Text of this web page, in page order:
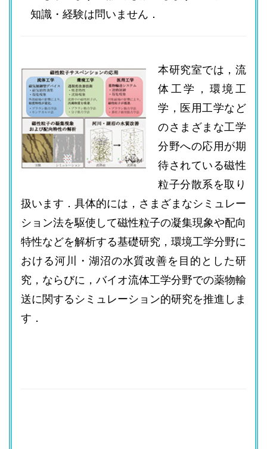
知識・経験は問いません．
本研究室では，流
体工学，環境工
学，医用工学など
のさまざまな工学
分野への応用が期
待されている磁性
粒子分散系を取り
扱います．具体的には，さまざまなシミュレー
ション法を駆使して磁性粒子の凝集現象や配向
特性などを解析する基礎研究，環境工学分野に
おける河川・湖沼の水質改善を目的とした研
究，ならびに，バイオ流体工学分野での薬物輸
送に関するシミュレーション的研究を推進しま
す．